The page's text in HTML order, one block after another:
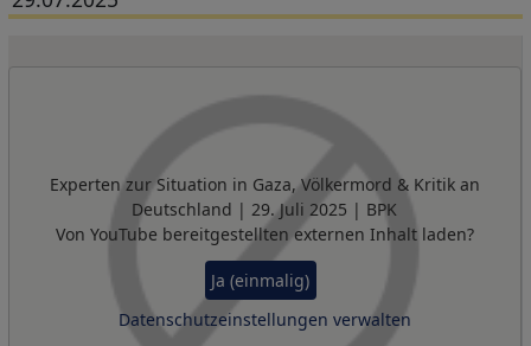
Remote Video URL
Experten zur Situation in Gaza, Völkermord & Kritik an
Deutschland | 29. Juli 2025 | BPK
Von YouTube bereitgestellten externen Inhalt laden?
Ja (einmalig)
Datenschutzeinstellungen verwalten